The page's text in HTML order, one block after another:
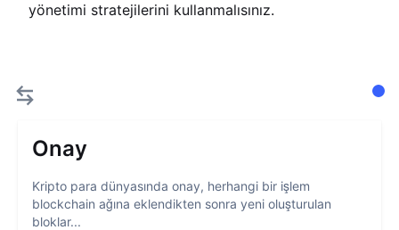
yönetimi stratejilerini kullanmalısınız.
Onay
Kripto para dünyasında onay, herhangi bir işlem
blockchain ağına eklendikten sonra yeni oluşturulan
bloklar...